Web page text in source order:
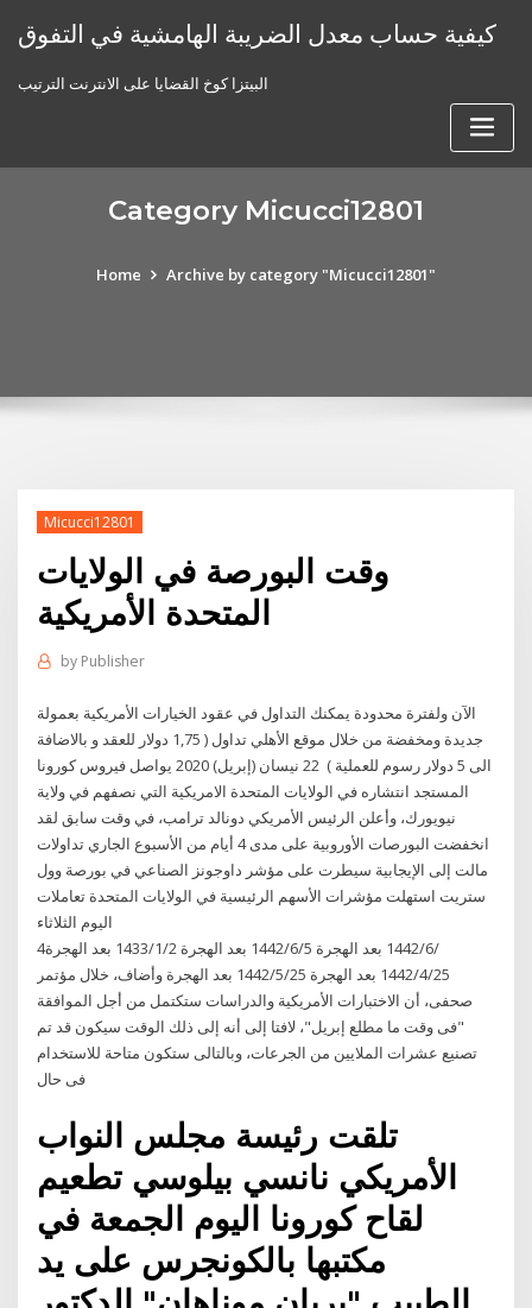
كيفية حساب معدل الضريبة الهامشية في التفوق
البيتزا كوخ القضايا على الانترنت الترتيب
Category Micucci12801
Home Archive by category "Micucci12801"
Micucci12801
وقت البورصة في الولايات
المتحدة الأمريكية
by Publisher
الآن ولفترة محدودة يمكنك التداول في عقود الخيارات الأمريكية بعمولة
جديدة ومخفضة من خلال موقع الأهلي تداول ( 1,75 دولار للعقد و بالاضافة
الى 5 دولار رسوم للعملية ) 22 نيسان (إبريل) 2020 يواصل فيروس كورونا
المستجد انتشاره في الولايات المتحدة الامريكية التي نصفهم في ولاية
نيويورك، وأعلن الرئيس الأمريكي دونالد ترامب، في وقت سابق لقد
انخفضت البورصات الأوروبية على مدى 4 أيام من الأسبوع الجاري تداولات
مالت إلى الإيجابية سيطرت على مؤشر داوجونز الصناعي في بورصة وول
ستريت استهلت مؤشرات الأسهم الرئيسية في الولايات المتحدة تعاملات
4‏‏/6‏‏/1442 بعد الهجرة 5‏‏/6‏‏/1442 بعد الهجرة 2‏‏/1‏‏/1433 بعد الهجرة
25‏‏/4‏‏/1442 بعد الهجرة 25‏‏/5‏‏/1442 بعد الهجرة وأضاف، خلال مؤتمر
صحفى، أن الاختبارات الأمريكية والدراسات ستكتمل من أجل الموافقة
"فى وقت ما مطلع إبريل"، لافتا إلى أنه إلى ذلك الوقت سيكون قد تم
تصنيع عشرات الملايين من الجرعات، وبالتالى ستكون متاحة للاستخدام
فى حال
تلقت رئيسة مجلس النواب
الأمريكي نانسي بيلوسي تطعيم
لقاح كورونا اليوم الجمعة في
مكتبها بالكونجرس على يد